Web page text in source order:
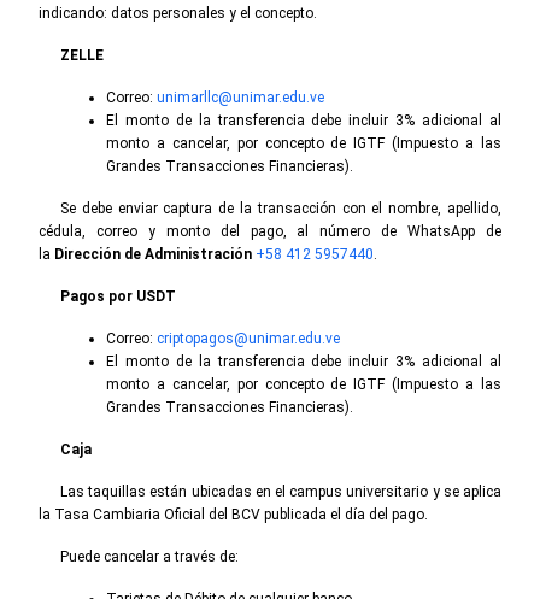
indicando: datos personales y el concepto.
ZELLE
Correo: unimarllc@unimar.edu.ve
El monto de la transferencia debe incluir 3% adicional al
monto a cancelar, por concepto de IGTF (Impuesto a las
Grandes Transacciones Financieras).
Se debe enviar captura de la transacción con el nombre, apellido,
cédula, correo y monto del pago, al número de WhatsApp de
la Dirección de Administración +58 412 5957440
Pagos por USDT
Correo: criptopagos@unimar.edu.ve
El monto de la transferencia debe incluir 3% adicional al
monto a cancelar, por concepto de IGTF (Impuesto a las
Grandes Transacciones Financieras).
Caja
Las taquillas están ubicadas en el campus universitario y se aplica
la Tasa Cambiaria Oficial del BCV publicada el día del pago.
Puede cancelar a través de: